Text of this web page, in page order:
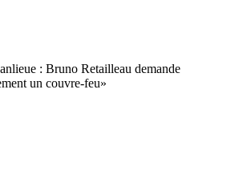
: Bruno Retailleau demande
un couvre-feu»